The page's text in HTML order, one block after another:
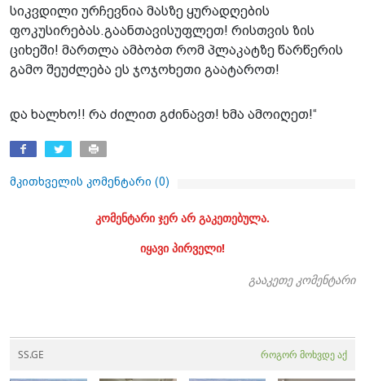
სიკვდილი ურჩევნია მასზე ყურადღების
ფოკუსირებას.გაანთავისუფლეთ! რისთვის ზის
ციხეში! მართლა ამბობთ რომ პლაკატზე წარწერის
გამო შეუძლება ეს ჯოჯოხეთი გაატაროთ!
და ხალხო!! რა ძილით გძინავთ! ხმა ამოიღეთ!“
მკითხველის კომენტარი (0)
კომენტარი ჯერ არ გაკეთებულა.
იყავი პირველი!
გააკეთე კომენტარი
SS.GE როგორ მოხვდე აქ